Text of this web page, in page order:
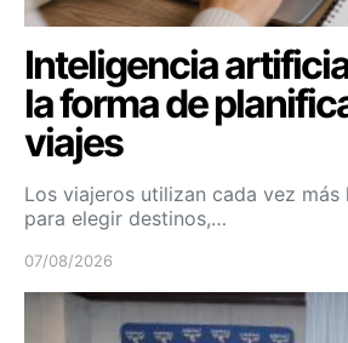
Inteligencia
la forma de
viajes
Los viajeros utilizan cada vez más
para elegir destinos,…
07/08/2026